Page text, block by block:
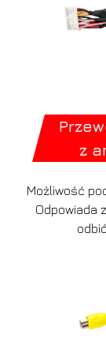
z
Możliwość
Odpowiada